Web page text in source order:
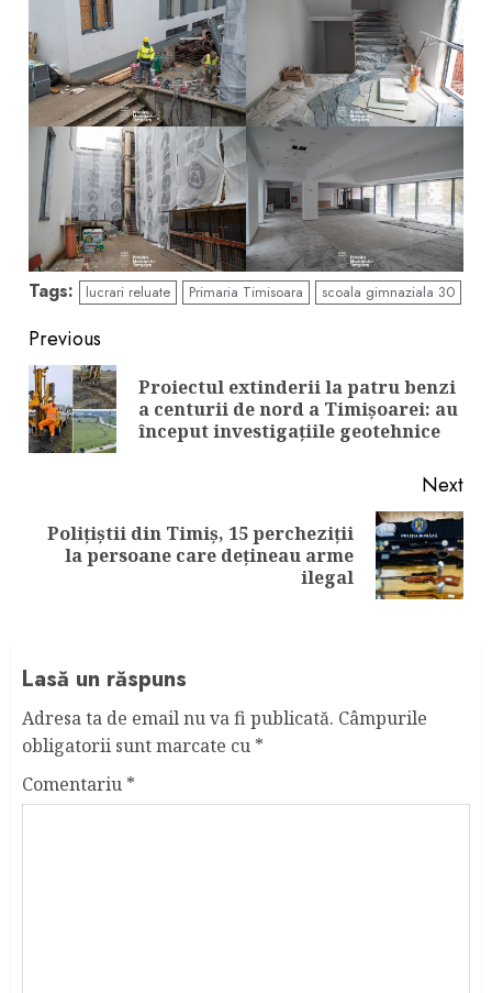
Tags: lucrari reluate Primaria Timisoara scoala gimnaziala 30
Continue
Reading
Previous
Proiectul extinderii la patru benzi
a centurii de nord a Timișoarei: au
început investigațiile geotehnice
Next
Next
Polițiștii din Timiș, 15 percheziții
la persoane care dețineau arme
ilegal
Lasă un răspuns
Adresa ta de email nu va fi publicată. Câmpurile
obligatorii sunt marcate cu *
Comentariu *